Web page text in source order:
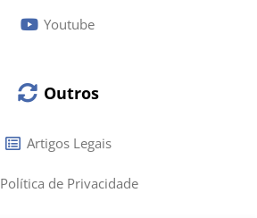
Youtube
Outros
Artigos Legais
Política de Privacidade